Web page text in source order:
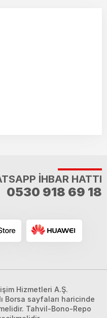
İHBAR HATTI
0530 918 69 18
Hizmetleri A.Ş.
Borsa sayfaları haricinde
Tahvil-Bono-Repo